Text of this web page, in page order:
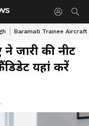
Baramati Trainee Aircraft
जारी की नीट
यहां करें